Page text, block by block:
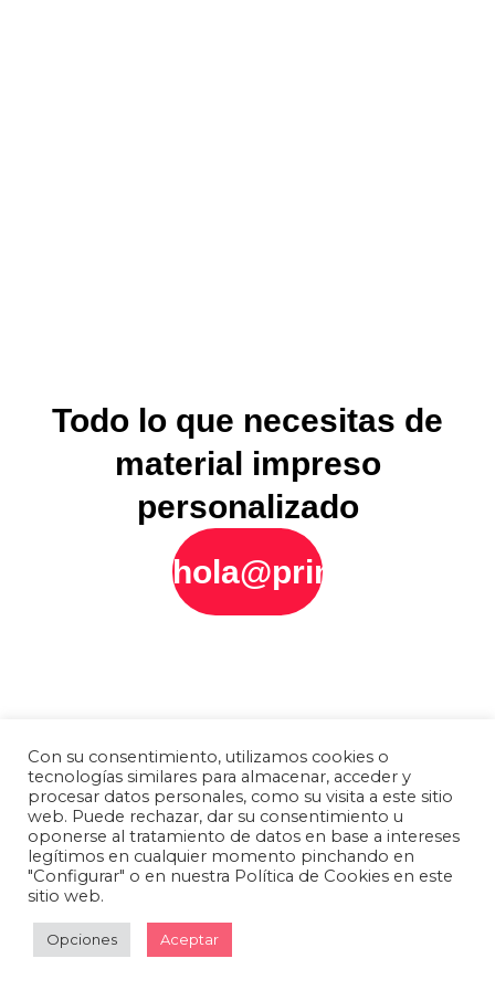
Todo lo que necesitas de
material impreso
personalizado
hola@printly.es
Con su consentimiento, utilizamos cookies o
tecnologías similares para almacenar, acceder y
procesar datos personales, como su visita a este sitio
web. Puede rechazar, dar su consentimiento u
oponerse al tratamiento de datos en base a intereses
legítimos en cualquier momento pinchando en
"Configurar" o en nuestra Política de Cookies en este
sitio web.
Opciones Aceptar